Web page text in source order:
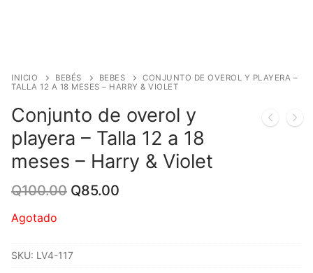
INICIO BEBÉS BEBES
CONJUNTO DE OVEROL Y PLAYERA –
TALLA 12 A 18 MESES – HARRY & VIOLET
Conjunto de overol y
playera – Talla 12 a 18
meses – Harry & Violet
Q100.00 Original
Q85.00
Agotado
SKU: LV4-117